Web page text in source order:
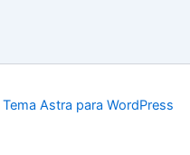
Tema Astra para WordPress